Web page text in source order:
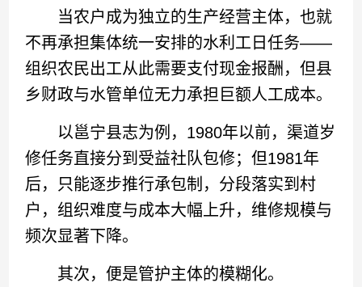
当农户成为独立的生产经营主体，也就
不再承担集体统一安排的水利工日任务——
组织农民出工从此需要支付现金报酬，但县
乡财政与水管单位无力承担巨额人工成本。
以邕宁县志为例，1980年以前，渠道岁
修任务直接分到受益社队包修；但1981年
后，只能逐步推行承包制，分段落实到村
户，组织难度与成本大幅上升，维修规模与
频次显著下降。
其次，便是管护主体的模糊化。